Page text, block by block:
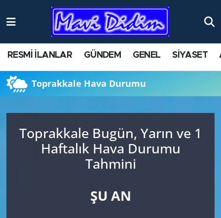
RESMİ İLANLAR GÜNDEM GENEL SİYASET
Toprakkale Hava Durumu
Toprakkale Bugün, Yarın ve 1
Haftalık Hava Durumu
Tahmini
ŞU AN
ANTİK YERLER
AYDIN
BİLİM VE TEKNOLOJİ
ÇEVRE
Nöbetçi Eczaneler
Namaz Vakitleri
Trafik Durumu
Süper Lig Puan Durumu ve Fikstür
Tüm Manşetler